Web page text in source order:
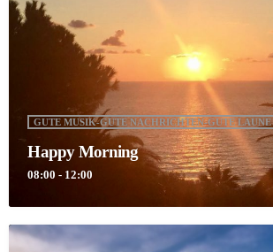
GUTE MUSIK-GUTE NACHRICHTEN-GUTE LAUNE
Happy Morning
08:00 - 12:00